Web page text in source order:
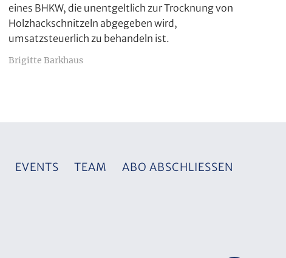
eines BHKW, die unentgeltlich zur Trocknung von
Holzhackschnitzeln abgegeben wird,
umsatzsteuerlich zu behandeln ist.
Brigitte Barkhaus
EVENTS TEAM ABO ABSCHLIESSEN